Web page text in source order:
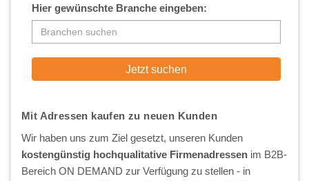
Hier gewünschte Branche eingeben:
Mit Adressen kaufen zu neuen Kunden
Wir haben uns zum Ziel gesetzt, unseren Kunden
kostengünstig hochqualitative Firmenadressen im B2B-
Bereich ON DEMAND zur Verfügung zu stellen - in